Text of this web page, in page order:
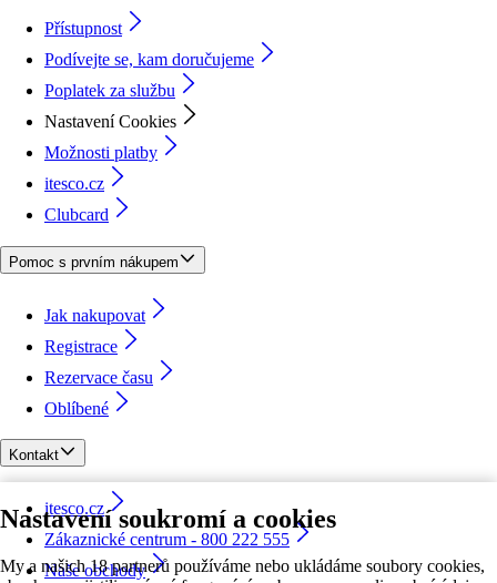
Nastavení soukromí a cookies
My a našich 18 partnerů používáme nebo ukládáme soubory cookies,
Přístupnost
Podívejte se, kam doručujeme
Poplatek za službu
Nastavení Cookies
Možnosti platby
itesco.cz
Clubcard
Pomoc s prvním nákupem
Jak nakupovat
Registrace
Rezervace času
Oblíbené
Kontakt
itesco.cz
Zákaznické centrum - 800 222 555
Naše obchody